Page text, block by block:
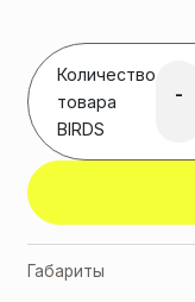
Количество
товара
BIRDS
-
Габариты